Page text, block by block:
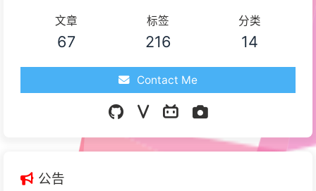
文章
67
标签
216
分类
14
Contact Me
公告